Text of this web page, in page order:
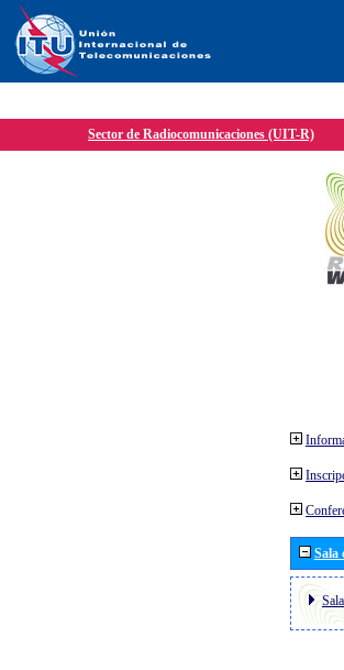
Sector de Radiocomunicaciones (UIT-R)
Sala